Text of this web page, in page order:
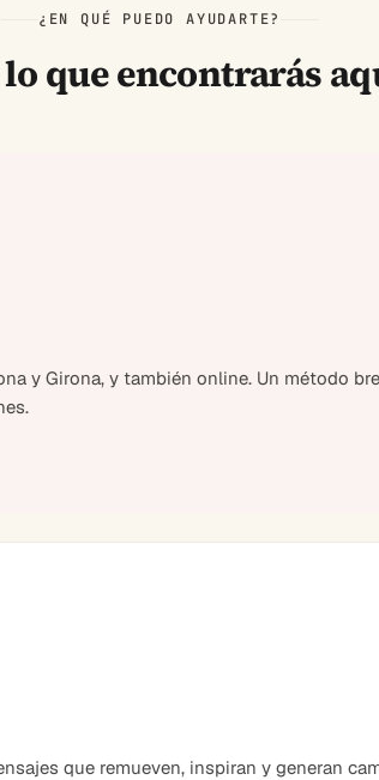
¿EN QUÉ PUEDO AYUDARTE?
que encontrarás
y Girona, y también online. Un método
que remueven, inspiran y generan